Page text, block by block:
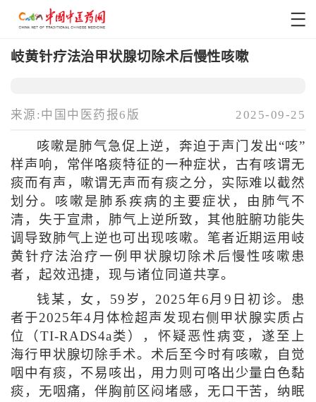
岐黄针疗法治甲状腺切除术后慢性咳嗽
来源:中国中医药报6版 2025-09-25
咳嗽是肺气急促上逆，奔迫于声门发出“咳”
样声响，常伴咯痰特征的一种症状，古有咳谓无
痰而有声，嗽谓无声而有痰之分，实际难以截然
划分。咳嗽是肺系疾病的主要症状，由肺气不
清，失于宣肃，肺气上逆所致，其他脏腑功能失
调导致肺气上逆也可出现咳嗽。笔者近期运用岐
黄针疗法治疗一例甲状腺切除术后慢性咳嗽患
者，起效迅捷，现与诸位同道共享。
钱某，女，59岁，2025年6月9日初诊。患
者于2025年4月体检超声发现右侧甲状腺实质占
位（TI-RADS4a类），怀疑恶性病变，遂至上
海行甲状腺切除手术。术后至今时有咳嗽，自觉
咽中有痰，不易咳出，用力则可咯出少量白色黏
痰，无咽痛，伴胸前区闷堵感，无口干苦，纳眠